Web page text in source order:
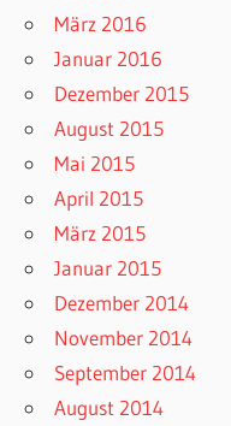
März 2016
Januar 2016
Dezember 2015
August 2015
Mai 2015
April 2015
März 2015
Januar 2015
Dezember 2014
November 2014
September 2014
August 2014